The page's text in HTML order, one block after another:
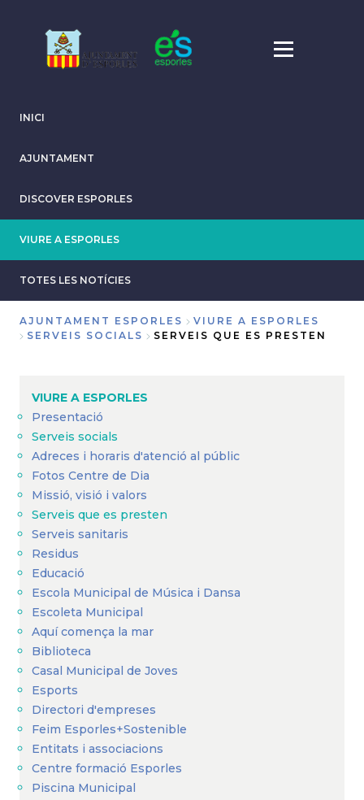
INICI
AJUNTAMENT
DISCOVER ESPORLES
VIURE A ESPORLES
TOTES LES NOTÍCIES
AJUNTAMENT ESPORLES
VIURE A ESPORLES
SERVEIS SOCIALS
SERVEIS QUE ES PRESTEN
VIURE A ESPORLES
Presentació
Serveis socials
Adreces i horaris d'atenció al públic
Fotos Centre de Dia
Missió, visió i valors
Serveis que es presten
Serveis sanitaris
Residus
Educació
Escola Municipal de Música i Dansa
Escoleta Municipal
Aquí comença la mar
Biblioteca
Casal Municipal de Joves
Esports
Directori d'empreses
Feim Esporles+Sostenible
Entitats i associacions
Centre formació Esporles
Piscina Municipal